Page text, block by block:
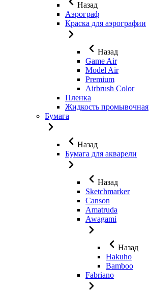
Назад
Аэрограф
Краска для аэрографии
Назад
Game Air
Model Air
Premium
Airbrush Color
Пленка
Жидкость промывочная
Бумага
Назад
Бумага для акварели
Назад
Sketchmarker
Canson
Amatruda
Awagami
Назад
Hakuho
Bamboo
Fabriano